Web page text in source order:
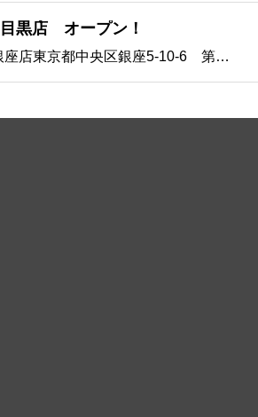
黒店 オープン！
ヘッドミントVIP 銀座店東京都中央区銀座5-10-6 第一銀座ビル501ヘッドミント千駄木店東京都文京区千駄木2-13-1 ルネ千駄木プラザ227号室ヘッドミント北千住店東京都足立区千住2丁目37-1ロイヤルハイツ白根305号室ヘッドミン